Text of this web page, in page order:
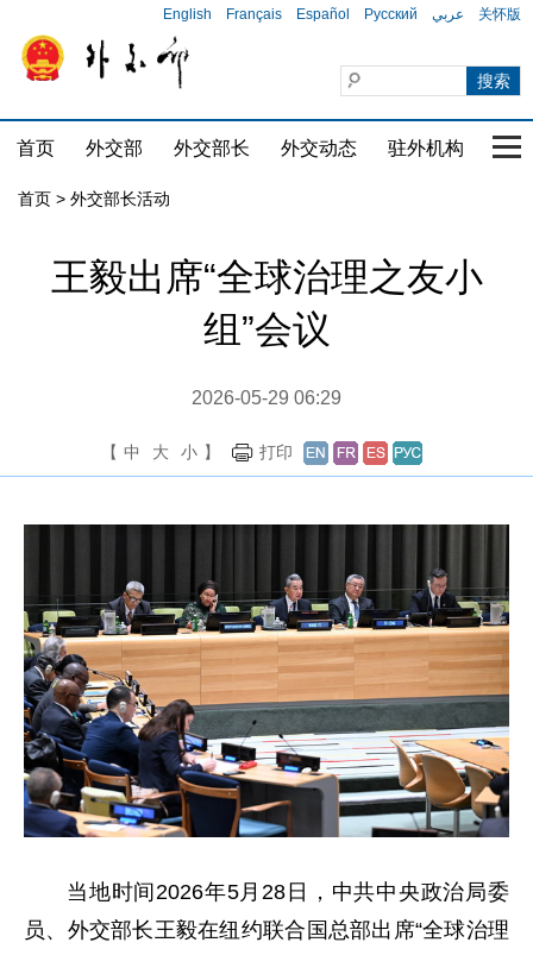
English Français Español Русский عربي 关怀版
首页 外交部 外交部长 外交动态 驻外机构 国
首页 > 外交部长活动
王毅出席“全球治理之友小
组”会议
2026-05-29 06:29
【 中 大 小 】 打印
当地时间2026年5月28日，中共中央政治局委
员、外交部长王毅在纽约联合国总部出席“全球治理